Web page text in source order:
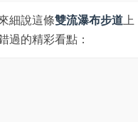
細說這條雙流瀑布步道上
過的精彩看點：